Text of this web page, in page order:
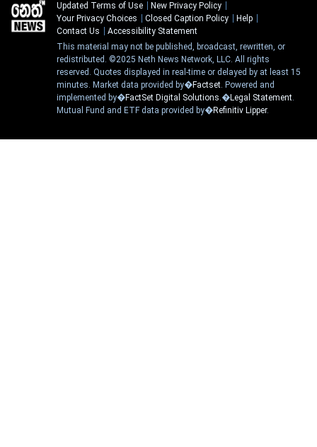
Updated Terms of Use
New Privacy Policy
Your Privacy Choices
Closed Caption Policy
Help
Contact Us
Accessibility Statement
This material may not be published, broadcast, rewritten, or
redistributed. ©2025 Neth News Network, LLC. All rights
reserved. Quotes displayed in real-time or delayed by at least 15
minutes. Market data provided by�Factset. Powered and
implemented by�FactSet Digital Solutions.�Legal Statement.
Mutual Fund and ETF data provided by�Refinitiv Lipper.